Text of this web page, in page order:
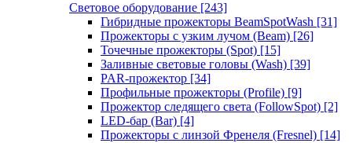
Световое оборудование [243]
Гибридные прожекторы BeamSpotWash [31]
Прожекторы с узким лучом (Beam) [26]
Точечные прожекторы (Spot) [15]
Заливные световые головы (Wash) [39]
PAR-прожектор [34]
Профильные прожекторы (Profile) [9]
Прожектор следящего света (FollowSpot) [2]
LED-бар (Bar) [4]
Прожекторы с линзой Френеля (Fresnel) [14]